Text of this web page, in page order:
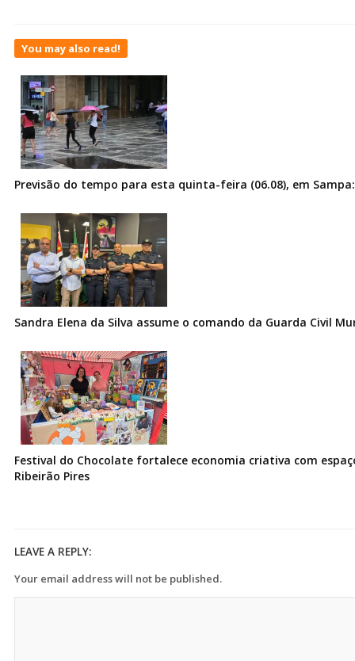
You may also read!
Previsão do tempo para esta quinta-feira (06.08), em
Sandra Elena da Silva assume o comando da Guarda Civil
Festival do Chocolate fortalece economia criativa com
Ribeirão Pires
LEAVE A REPLY:
Your email address will not be published.